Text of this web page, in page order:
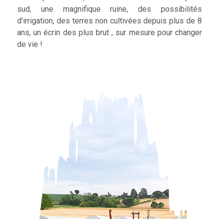
sud, une magnifique ruine, des possibilités
d’irrigation, des terres non cultivées depuis plus de 8
ans, un écrin des plus brut , sur mesure pour changer
de vie !